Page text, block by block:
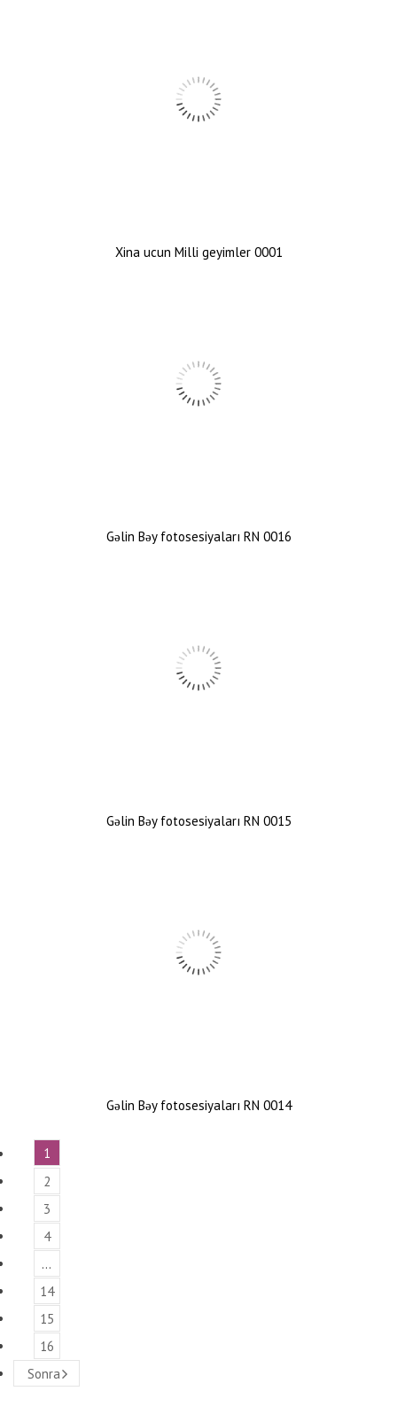
Xina ucun Milli geyimler 0001
Gəlin Bəy fotosesiyaları RN 0016
Gəlin Bəy fotosesiyaları RN 0015
Gəlin Bəy fotosesiyaları RN 0014
1
2
3
4
…
14
15
16
Sonra